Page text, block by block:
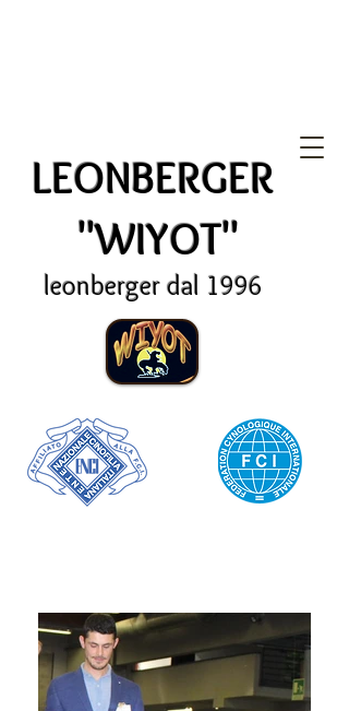
LEONBERGER
"WIYOT"
leonberger dal 1996